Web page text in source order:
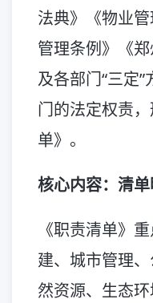
法典》《物业
管理条例》《
及各部门“三定
门的法定权责
单》。
核心内容：清单
《职责清单》
建、城市管理
然资源、生态